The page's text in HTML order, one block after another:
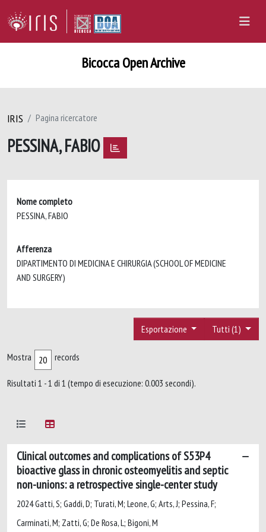
Bicocca Open Archive
IRIS Pagina ricercatore
PESSINA, FABIO
Nome completo
PESSINA, FABIO
Afferenza
DIPARTIMENTO DI MEDICINA E CHIRURGIA (SCHOOL OF MEDICINE
AND SURGERY)
Tutti (1)
Esportazione
Mostra records
Risultati 1 - 1 di 1 (tempo di esecuzione: 0.003 secondi).
Clinical outcomes and complications of S53P4
bioactive glass in chronic osteomyelitis and septic
non-unions: a retrospective single-center study
2024 Gatti, S; Gaddi, D; Turati, M; Leone, G; Arts, J; Pessina, F;
Carminati, M; Zatti, G; De Rosa, L; Bigoni, M